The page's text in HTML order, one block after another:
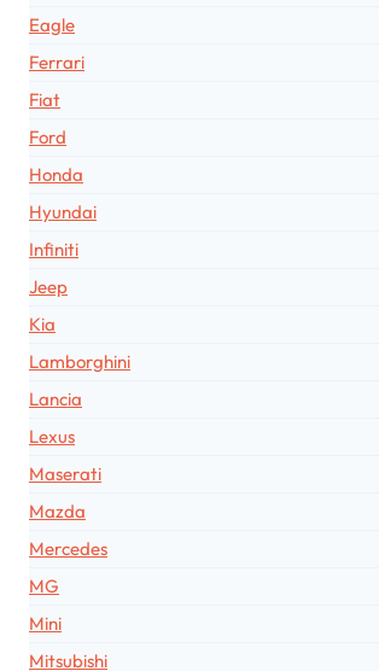
Eagle
Ferrari
Fiat
Ford
Honda
Hyundai
Infiniti
Jeep
Kia
Lamborghini
Lancia
Lexus
Maserati
Mazda
Mercedes
MG
Mini
Mitsubishi